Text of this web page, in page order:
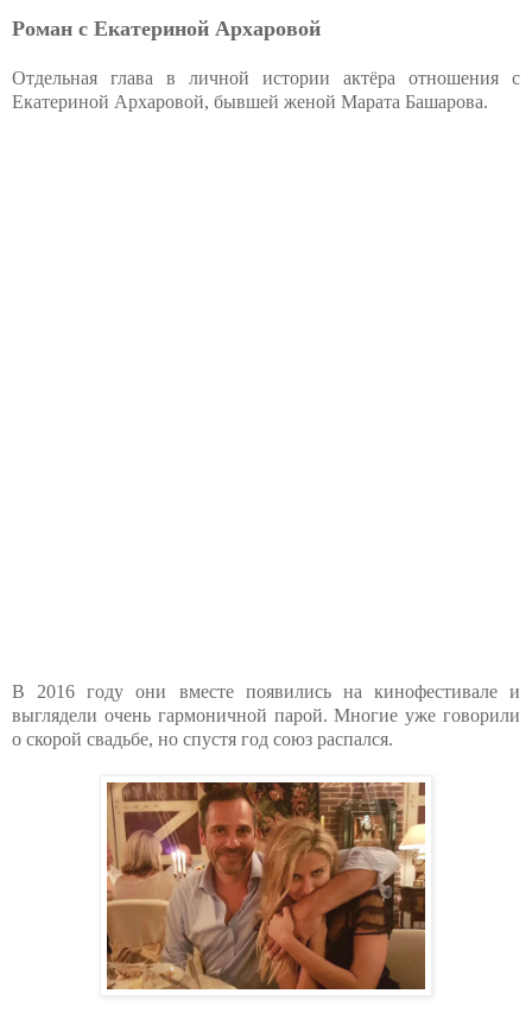
Роман с Екатериной Архаровой
Отдельная глава в личной истории актёра отношения с
Екатериной Архаровой, бывшей женой Марата Башарова.
В 2016 году они вместе появились на кинофестивале и
выглядели очень гармоничной парой. Многие уже говорили
о скорой свадьбе, но спустя год союз распался.